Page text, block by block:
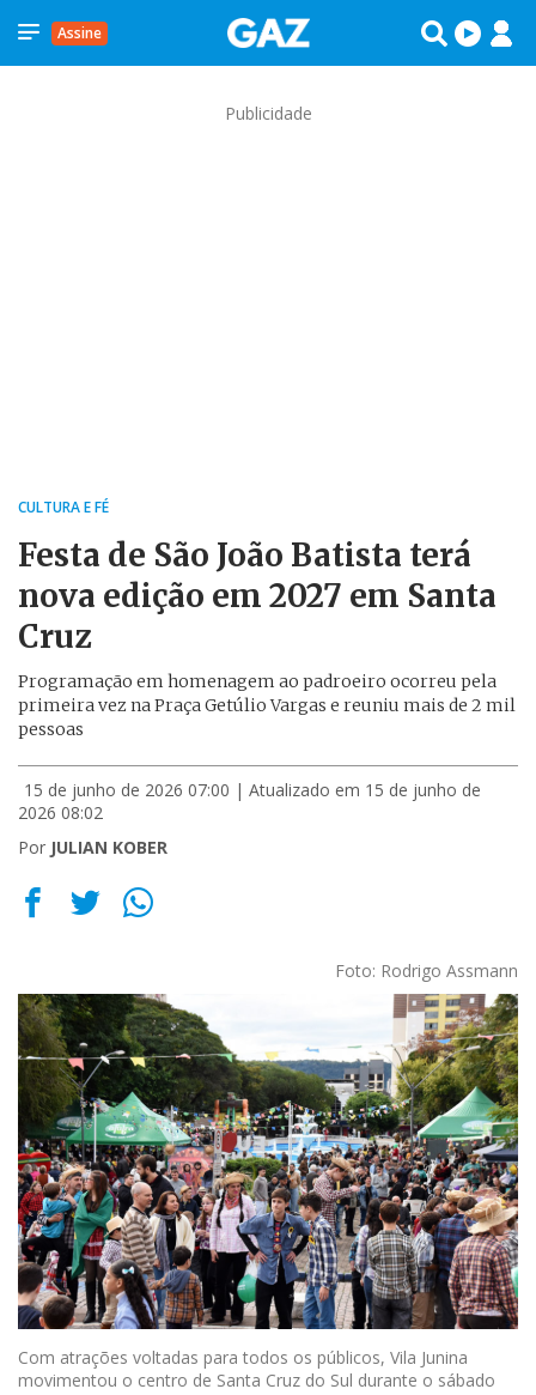
Assine
Publicidade
CULTURA E FÉ
Festa de São João Batista terá
nova edição em 2027 em Santa
Cruz
Programação em homenagem ao padroeiro ocorreu pela
primeira vez na Praça Getúlio Vargas e reuniu mais de 2 mil
pessoas
15 de junho de 2026 07:00 | Atualizado em 15 de junho de
2026 08:02
Por JULIAN KOBER
Foto: Rodrigo Assmann
Com atrações voltadas para todos os públicos, Vila Junina
movimentou o centro de Santa Cruz do Sul durante o sábado